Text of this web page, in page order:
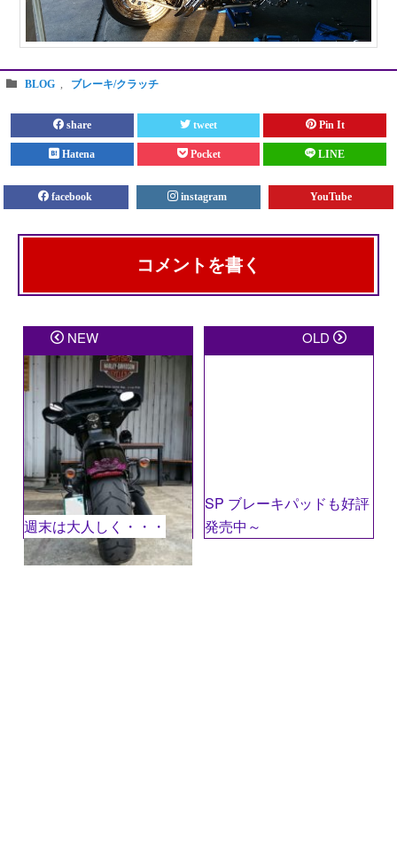
BLOG , ブレーキ/クラッチ
share tweet Pin It
Hatena Pocket LINE
facebook instagram YouTube
コメントを書く
メールアドレスが公開されることはありません。 ※が
付いている欄は必須項目です
コメント
※
名前※
NEW
週末は大人しく・・・
OLD
SP ブレーキパッドも好評
発売中～